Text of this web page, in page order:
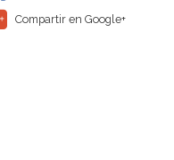
Compartir en Google+